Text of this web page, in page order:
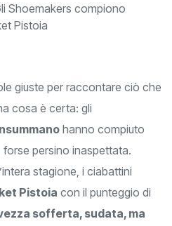
giuste per raccontare ciò che
cosa è certa: gli
hanno compiuto
forse persino inaspettata.
stagione, i ciabattini
Pistoia con il punteggio di
sofferta, sudata, ma